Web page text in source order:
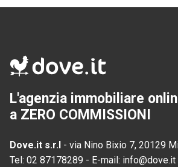
L'agenzia immobiliare
a ZERO COMMISSIONI
Dove.it s.r.l - via Nino Bixio 7, 20129
Tel: 02 87178289 - E-mail: info@dove.it